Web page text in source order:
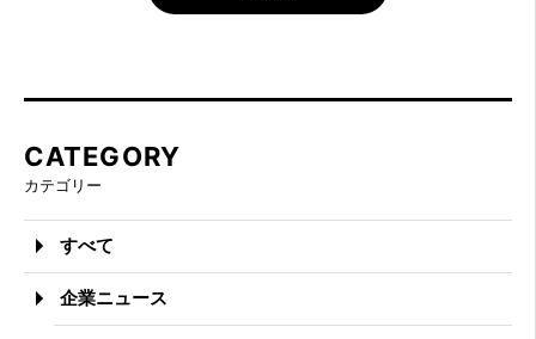
CATEGORY
カテゴリー
すべて
企業ニュース